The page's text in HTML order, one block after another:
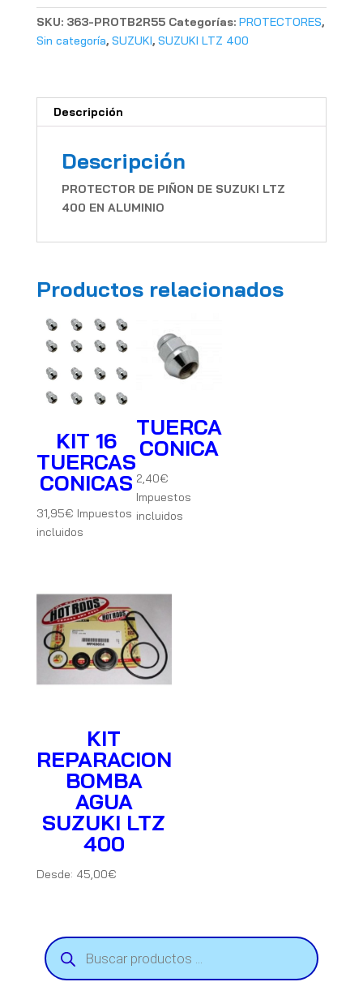
SKU: 363-PROTB2R55 Categorías: PROTECTORES,
Sin categoría, SUZUKI, SUZUKI LTZ 400
Descripción
Descripción
PROTECTOR DE PIÑON DE SUZUKI LTZ
400 EN ALUMINIO
Productos relacionados
KIT 16
TUERCAS
CONICAS
31,95€ Impuestos
incluidos
TUERCA
CONICA
2,40€
Impuestos
incluidos
KIT
REPARACION
BOMBA
AGUA
SUZUKI LTZ
400
Desde: 45,00€
Búsqueda
de
productos